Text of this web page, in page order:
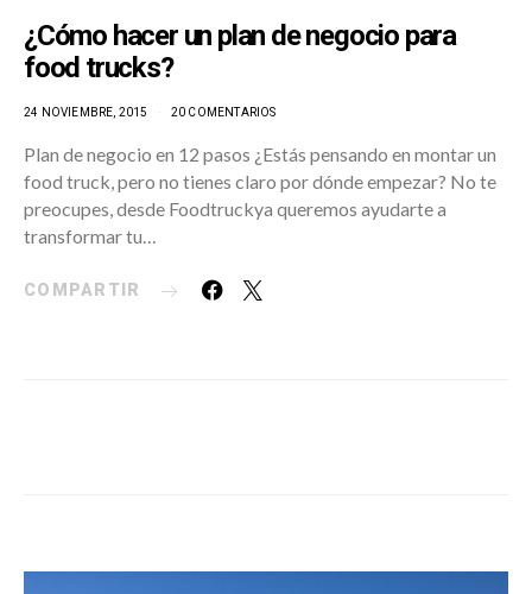
¿Cómo hacer un plan de negocio para
food trucks?
24 NOVIEMBRE, 2015 20 COMENTARIOS
Plan de negocio en 12 pasos ¿Estás pensando en montar un
food truck, pero no tienes claro por dónde empezar? No te
preocupes, desde Foodtruckya queremos ayudarte a
transformar tu…
COMPARTIR